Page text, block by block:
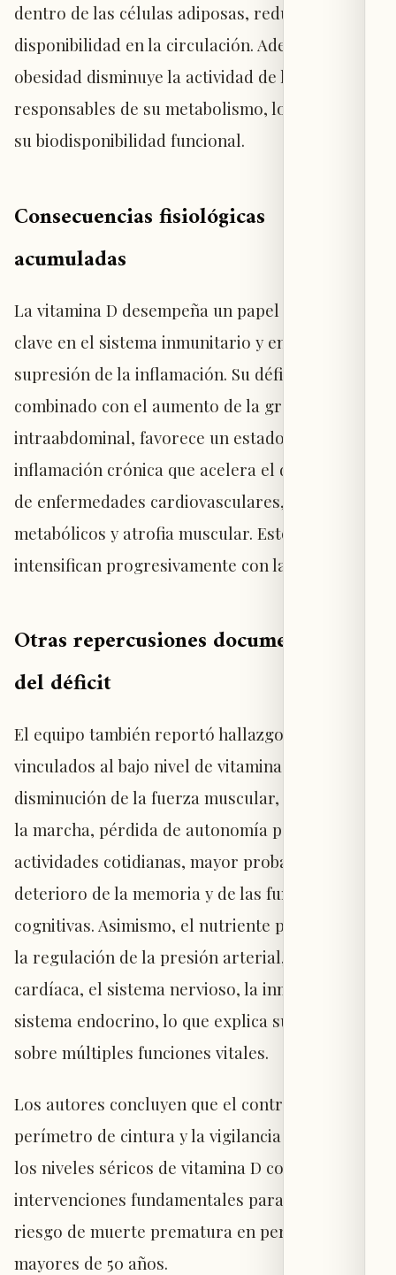
dentro de las células adiposas, reduciendo su
disponibilidad en la circulación. Además, la
obesidad disminuye la actividad de las enzimas
responsables de su metabolismo, lo que limita
su biodisponibilidad funcional.
Consecuencias fisiológicas
acumuladas
La vitamina D desempeña un papel regulador
clave en el sistema inmunitario y en la
supresión de la inflamación. Su déficit,
combinado con el aumento de la grasa
intraabdominal, favorece un estado de
inflamación crónica que acelera el desarrollo
de enfermedades cardiovasculares, trastornos
metabólicos y atrofia muscular. Estos efectos se
intensifican progresivamente con la edad.
Otras repercusiones documentadas
del déficit
El equipo también reportó hallazgos previos
vinculados al bajo nivel de vitamina D:
disminución de la fuerza muscular, lentitud en
la marcha, pérdida de autonomía para realizar
actividades cotidianas, mayor probabilidad de
deterioro de la memoria y de las funciones
cognitivas. Asimismo, el nutriente participa en
la regulación de la presión arterial, la función
cardíaca, el sistema nervioso, la inmunidad y el
sistema endocrino, lo que explica su influencia
sobre múltiples funciones vitales.
Los autores concluyen que el control del
perímetro de cintura y la vigilancia periódica de
los niveles séricos de vitamina D constituyen
intervenciones fundamentales para reducir el
riesgo de muerte prematura en personas
mayores de 50 años.